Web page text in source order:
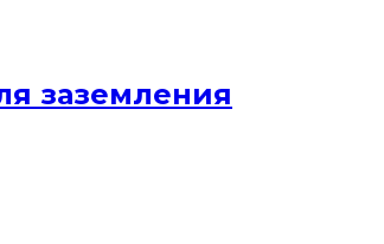
заземления